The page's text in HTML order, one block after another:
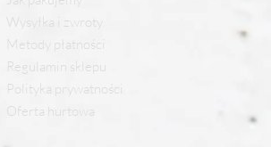
Wysyłka i zwroty
Metody płatności
Regulamin sklepu
Polityka prywatności
Oferta hurtowa